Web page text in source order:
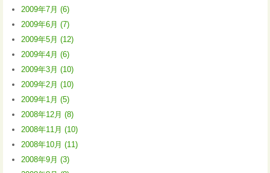
2009年7月 (6)
2009年6月 (7)
2009年5月 (12)
2009年4月 (6)
2009年3月 (10)
2009年2月 (10)
2009年1月 (5)
2008年12月 (8)
2008年11月 (10)
2008年10月 (11)
2008年9月 (3)